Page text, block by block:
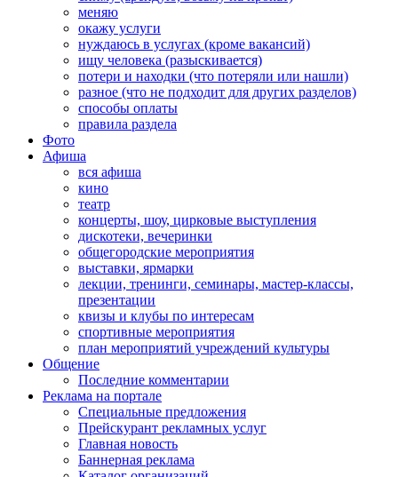
меняю
окажу услуги
нуждаюсь в услугах (кроме вакансий)
ищу человека (разыскивается)
потери и находки (что потеряли или нашли)
разное (что не подходит для других разделов)
способы оплаты
правила раздела
Фото
Афиша
вся афиша
кино
театр
концерты, шоу, цирковые выступления
дискотеки, вечеринки
общегородские мероприятия
выставки, ярмарки
лекции, тренинги, семинары, мастер-классы,
презентации
квизы и клубы по интересам
спортивные мероприятия
план мероприятий учреждений культуры
Общение
Последние комментарии
Реклама на портале
Специальные предложения
Прейскурант рекламных услуг
Главная новость
Баннерная реклама